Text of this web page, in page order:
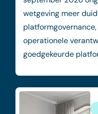
wetgeving meer
operationele
goedgekeurde